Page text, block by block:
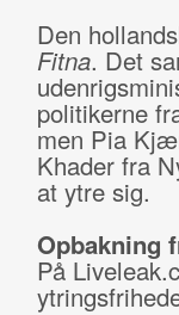
Den
Fitna. Det
politikerne
men Pia
Khader fra
at ytre sig.
Opbakning
På